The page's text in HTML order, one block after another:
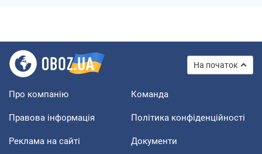
На початок
Про компанію Команда
Правова інформація Політика конфіденційності
Реклама на сайті Документи